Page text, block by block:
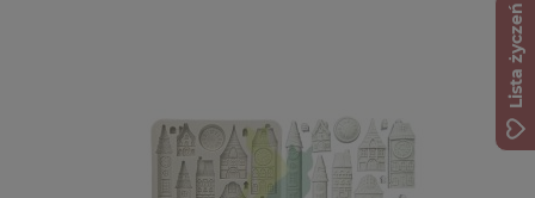
Lista życzeń